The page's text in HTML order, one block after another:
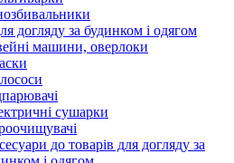
догляду за будинком і одягом
машини, оверлоки
сушарки
до товарів для догляду за